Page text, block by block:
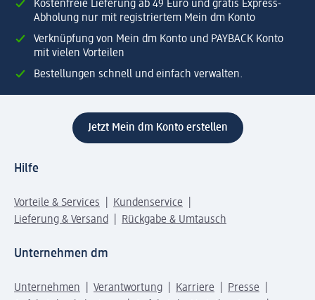
Kostenfreie Lieferung ab 49 Euro und gratis Express-
Abholung nur mit registriertem Mein dm Konto
Verknüpfung von Mein dm Konto und PAYBACK Konto
mit vielen Vorteilen
Bestellungen schnell und einfach verwalten.
Jetzt Mein dm Konto erstellen
Hilfe
Vorteile & Services
Kundenservice
Lieferung & Versand
Rückgabe & Umtausch
Unternehmen dm
Unternehmen Verantwortung Karriere
Presse